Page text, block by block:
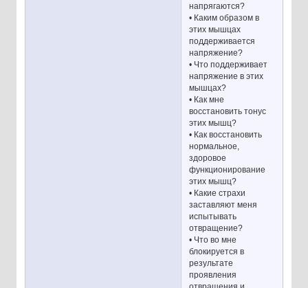
напрягаются?
• Каким образом в
этих мышцах
поддерживается
напряжение?
• Что поддерживает
напряжение в этих
мышцах?
• Как мне
восстановить тонус
этих мышц?
• Как восстановить
нормальное,
здоровое
функционирование
этих мышц?
• Какие страхи
заставляют меня
испытывать
отвращение?
• Что во мне
блокируется в
результате
проявления